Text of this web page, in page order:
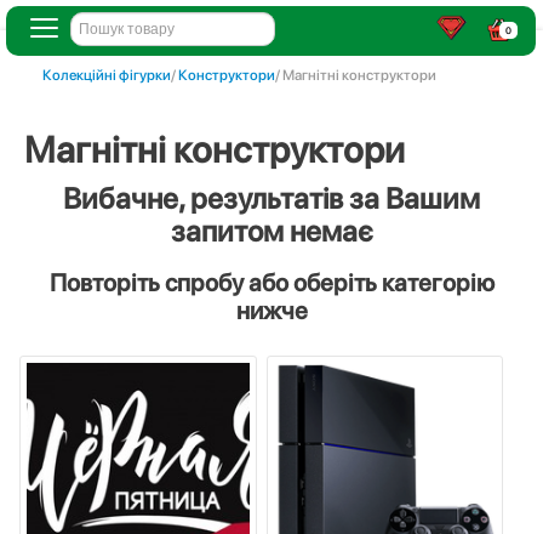
0
Колекційні фігурки/Конструктори/ Магнітні конструктори
Магнітні конструктори
Вибачне, результатів за Вашим
запитом немає
Повторіть спробу або оберіть категорію
нижче